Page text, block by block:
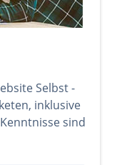
Selbst -
inklusive
sind